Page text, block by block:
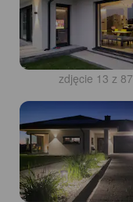
zdjęcie 13 z 87